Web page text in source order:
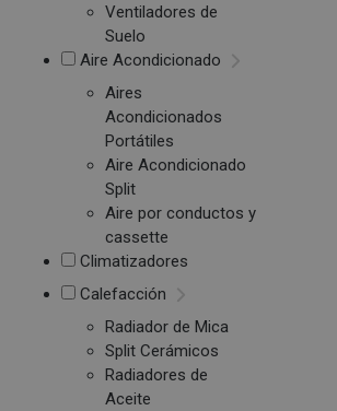
Ventiladores de
Suelo
Aire Acondicionado
Aires
Acondicionados
Portátiles
Aire Acondicionado
Split
Aire por conductos y
cassette
Climatizadores
Calefacción
Radiador de Mica
Split Cerámicos
Radiadores de
Aceite